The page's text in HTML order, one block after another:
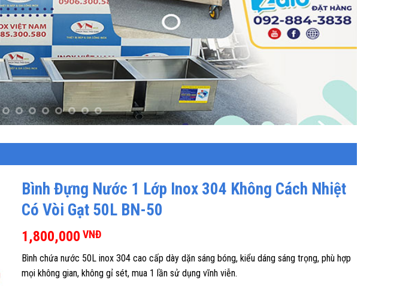
Bình Đựng Nước 1 Lớp Inox 304 Không Cách Nhiệt
Có Vòi Gạt 50L BN-50
1,800,000 VNĐ
Bình chứa nước 50L inox 304 cao cấp dày dặn sáng bóng, kiểu dáng sáng trọng, phù hợp
mọi không gian, không gỉ sét, mua 1 lần sử dụng vĩnh viễn.